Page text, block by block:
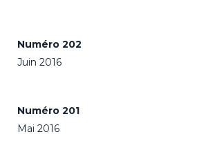
Numéro 202
Juin 2016
Numéro 201
Mai 2016